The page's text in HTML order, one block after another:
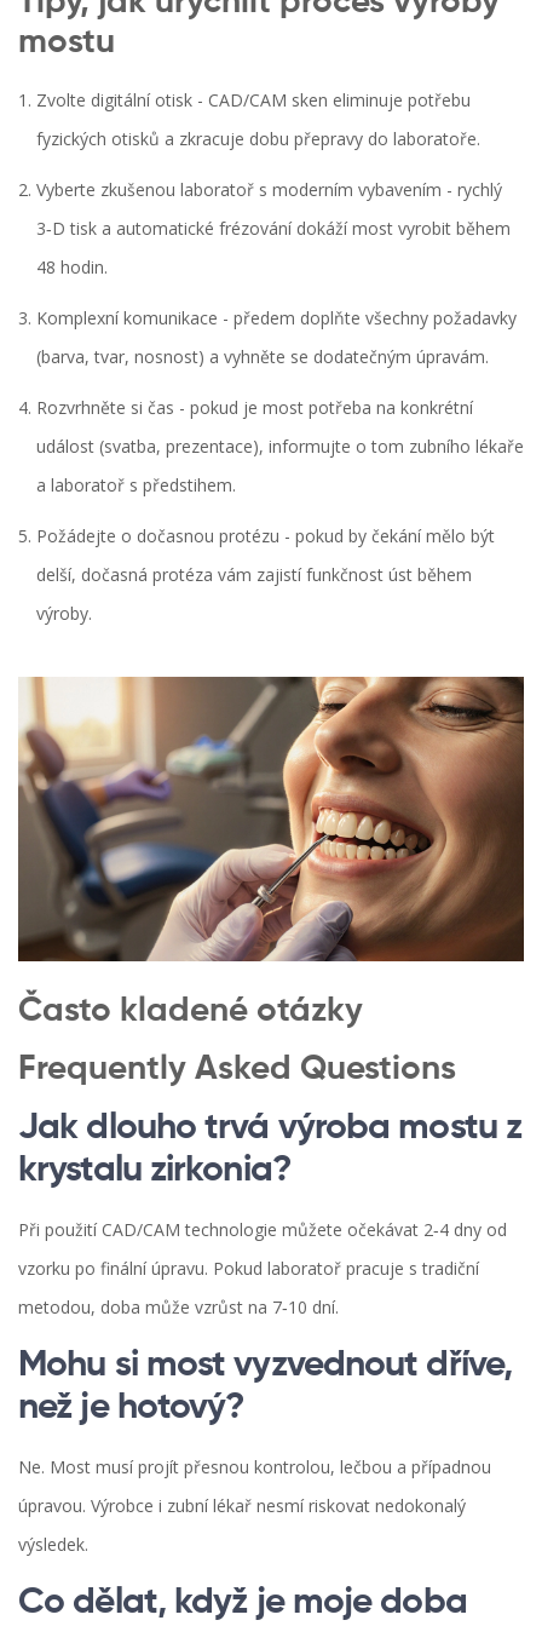
mostu
Zvolte digitální otisk - CAD/CAM sken eliminuje potřebu
fyzických otisků a zkracuje dobu přepravy do laboratoře.
Vyberte zkušenou laboratoř s moderním vybavením - rychlý
3‑D tisk a automatické frézování dokáží most vyrobit během
48 hodin.
Komplexní komunikace - předem doplňte všechny požadavky
(barva, tvar, nosnost) a vyhněte se dodatečným úpravám.
Rozvrhněte si čas - pokud je most potřeba na konkrétní
událost (svatba, prezentace), informujte o tom zubního lékaře
a laboratoř s předstihem.
Požádejte o dočasnou protézu - pokud by čekání mělo být
delší, dočasná protéza vám zajistí funkčnost úst během
výroby.
Často kladené otázky
Frequently Asked Questions
Jak dlouho trvá výroba mostu z
krystalu zirkonia?
Při použití CAD/CAM technologie můžete očekávat 2‑4 dny od
vzorku po finální úpravu. Pokud laboratoř pracuje s tradiční
metodou, doba může vzrůst na 7‑10 dní.
Mohu si most vyzvednout dříve,
než je hotový?
Ne. Most musí projít přesnou kontrolou, lečbou a případnou
úpravou. Výrobce i zubní lékař nesmí riskovat nedokonalý
výsledek.
Co dělat, když je moje doba